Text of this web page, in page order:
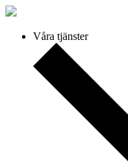
Våra tjänster